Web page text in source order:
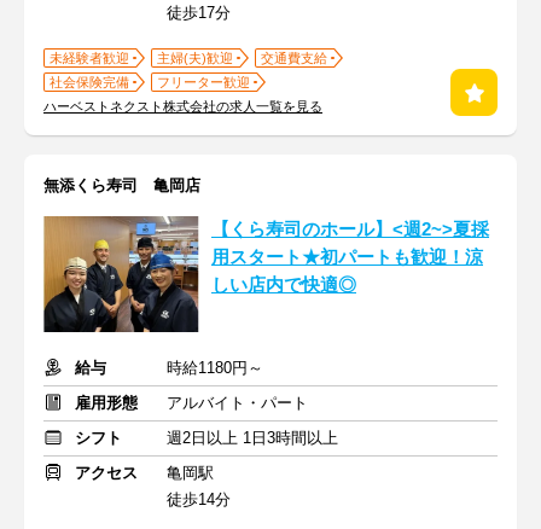
徒歩17分
未経験者歓迎 主婦(夫)歓迎
交通費支給
社会保険完備
フリーター歓迎
ハーベストネクスト株式会社の求人一覧を見る
無添くら寿司 亀岡店
【くら寿司のホール】<週2~>夏採
用スタート★初パートも歓迎！涼
しい店内で快適◎
給与
時給1180円～
雇用形態
アルバイト・パート
シフト
週2日以上 1日3時間以上
アクセス
亀岡駅
徒歩14分